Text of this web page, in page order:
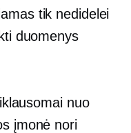
tik nedidelei
duomenys
nuo
įmonė nori